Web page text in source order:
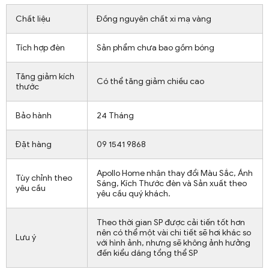
Chất liệu Đồng nguyên chất xi mạ vàng
Tích hợp đèn Sản phẩm chưa bao gồm bóng
Tăng giảm kích
thước
Có thể tăng giảm chiều cao
Bảo hành 24 Tháng
Đặt hàng 09 1541 9868
Tùy chỉnh theo
yêu cầu
Apollo Home nhận thay đổi Màu Sắc, Ánh
Sáng, Kích Thước đèn và Sản xuất theo
yêu cầu quý khách.
Lưu ý
Theo thời gian SP được cải tiến tốt hơn
nên có thể một vài chi tiết sẽ hơi khác so
với hình ảnh, nhưng sẽ không ảnh hưởng
đến kiểu dáng tổng thể SP